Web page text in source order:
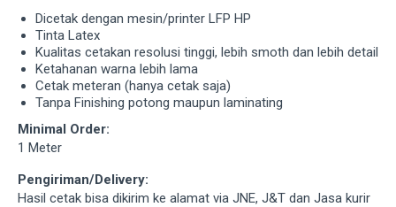
Dicetak dengan mesin/printer LFP HP
Tinta Latex
Kualitas cetakan resolusi tinggi, lebih smoth dan lebih detail
Ketahanan warna lebih lama
Cetak meteran (hanya cetak saja)
Tanpa Finishing potong maupun laminating
Minimal Order:
1 Meter
Pengiriman/Delivery:
Hasil cetak bisa dikirim ke alamat via JNE, J&T dan Jasa kurir